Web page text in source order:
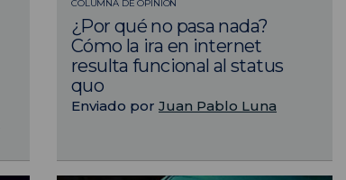
COLUMNA DE OPINIÓN
¿Por qué no pasa nada?
Cómo la ira en internet
resulta funcional al status
quo
Enviado por Juan Pablo Luna